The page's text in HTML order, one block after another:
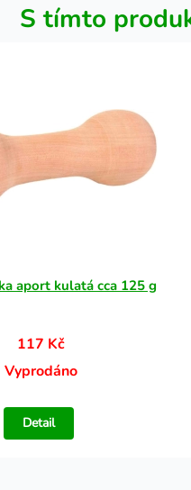
S tímto
aport kulatá cca 125 g
117 Kč
Vyprodáno
Detail